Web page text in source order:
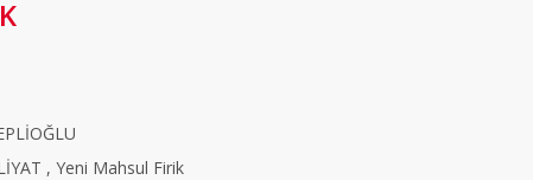
, Yeni Mahsul Firik